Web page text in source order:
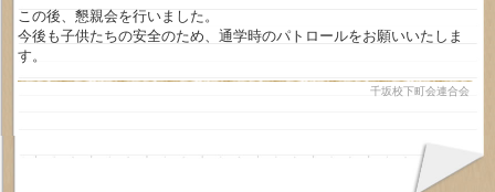
この後、懇親会を行いました。
今後も子供たちの安全のため、通学時のパトロールをお願いいたしま
す。
千坂校下町会連合会